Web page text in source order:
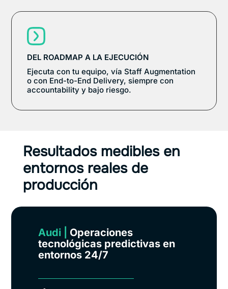
DEL ROADMAP A LA EJECUCIÓN
Ejecuta con tu equipo, vía Staff Augmentation
o con End-to-End Delivery, siempre con
accountability y bajo riesgo.
Resultados medibles en
entornos reales de
producción
Audi
Operaciones
tecnológicas predictivas en
entornos 24/7